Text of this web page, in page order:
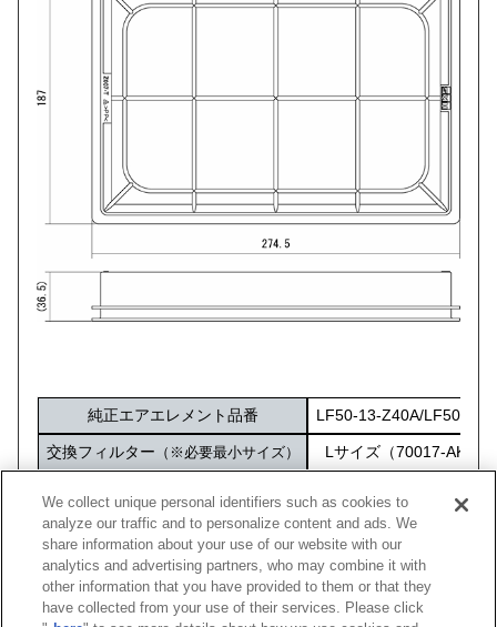
純正エアエレメント品番 LF50-13-Z40A/LF50-13-
交換フィルター （※必要最小サイズ） Lサイズ（70017-AK103
車種 エンジン 年式 純正品番
We collect unique personal identifiers such as cookies to
analyze our traffic and to personalize content and ads. We
share information about your use of our website with our
analytics and advertising partners, who may combine it with
other information that you have provided to them or that they
have collected from your use of their services. Please click